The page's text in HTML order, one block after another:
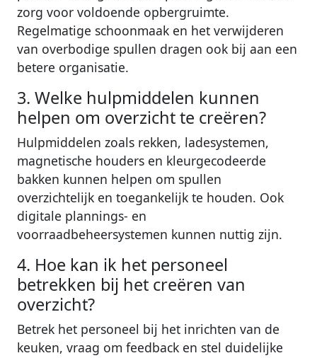
zorg voor voldoende opbergruimte.
Regelmatige schoonmaak en het verwijderen
van overbodige spullen dragen ook bij aan een
betere organisatie.
3. Welke hulpmiddelen kunnen
helpen om overzicht te creëren?
Hulpmiddelen zoals rekken, ladesystemen,
magnetische houders en kleurgecodeerde
bakken kunnen helpen om spullen
overzichtelijk en toegankelijk te houden. Ook
digitale plannings- en
voorraadbeheersystemen kunnen nuttig zijn.
4. Hoe kan ik het personeel
betrekken bij het creëren van
overzicht?
Betrek het personeel bij het inrichten van de
keuken, vraag om feedback en stel duidelijke